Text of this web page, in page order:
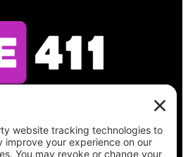
boleta, encuentre su
el estado de su